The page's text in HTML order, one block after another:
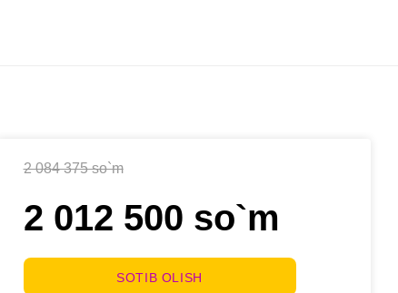
2 084 375 so`m
2 012 500 so`m
SOTIB OLISH